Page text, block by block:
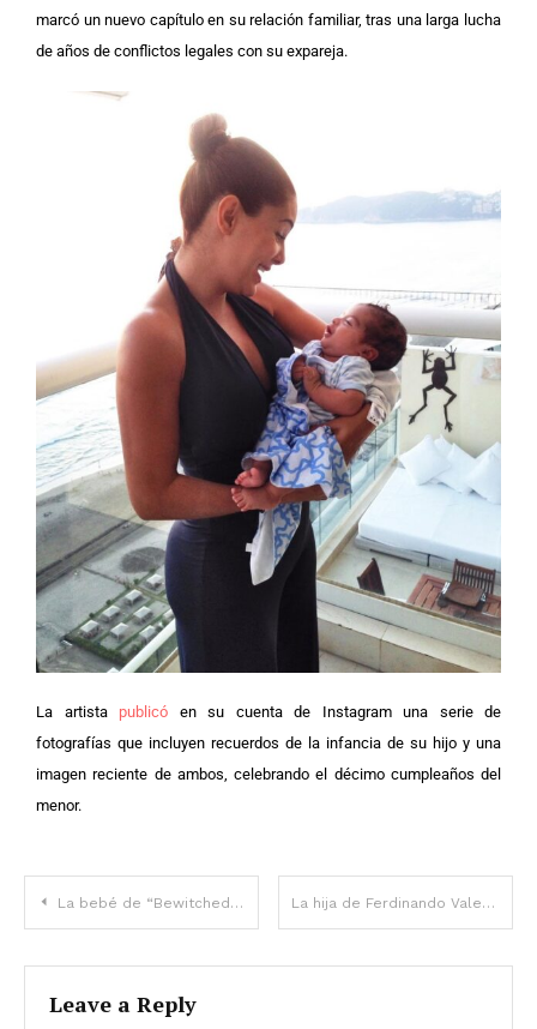
marcó un nuevo capítulo en su relación familiar, tras una larga lucha
de años de conflictos legales con su expareja.
La artista publicó en su cuenta de Instagram una serie de
fotografías que incluyen recuerdos de la infancia de su hijo y una
imagen reciente de ambos, celebrando el décimo cumpleaños del
menor.
La bebé de “Bewitched” tiene ahora 60 años — Qué fue de ella después de la serie La hija de Ferdinando Valencia, Sofía, ya tiene 21 años y sigue sus pasos como actriz – Así luce ahora
Leave a Reply